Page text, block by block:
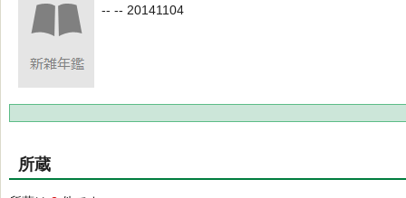
-- -- 20141104
所蔵